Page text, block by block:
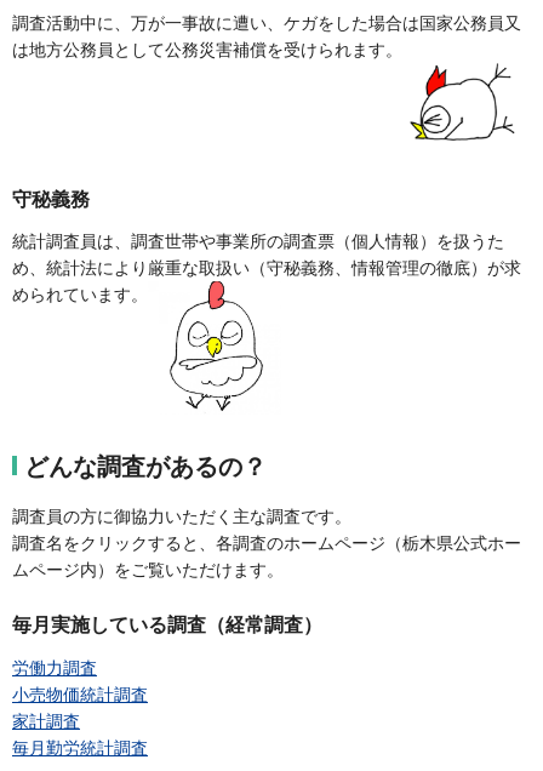
調査活動中に、万が一事故に遭い、ケガをした場合は国家公務員又
は地方公務員として公務災害補償を受けられます。
守秘義務
統計調査員は、調査世帯や事業所の調査票（個人情報）を扱うた
め、統計法により厳重な取扱い（守秘義務、情報管理の徹底）が求
められています。
どんな調査があるの？
調査員の方に御協力いただく主な調査です。
調査名をクリックすると、各調査のホームページ（栃木県公式ホー
ムページ内）をご覧いただけます。
毎月実施している調査（経常調査）
労働力調査
小売物価統計調査
家計調査
毎月勤労統計調査